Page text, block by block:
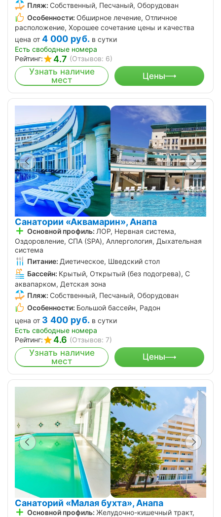
Пляж: Собственный, Песчаный, Оборудован
Особенности: Обширное лечение, Отличное
расположение, Хорошее сочетание цены и качества
цена от 4 000 руб. в сутки
Есть свободные номера
Рейтинг:
4.7 (Отзывов: 6)
Узнать наличие
мест
Цены
Санатории «Аквамарин», Анапа
Основной профиль: ЛОР, Нервная система,
Оздоровление, СПА (SPA), Аллергология, Дыхательная
система
Питание: Диетическое, Шведский стол
Бассейн: Крытый, Открытый (без подогрева), С
аквапарком, Детская зона
Пляж: Собственный, Песчаный, Оборудован
Особенности: Большой бассейн, Радон
цена от 3 400 руб. в сутки
Есть свободные номера
Рейтинг:
4.6 (Отзывов: 7)
Узнать наличие
мест
Цены
Санаторий «Малая бухта», Анапа
Основной профиль: Желудочно-кишечный тракт,